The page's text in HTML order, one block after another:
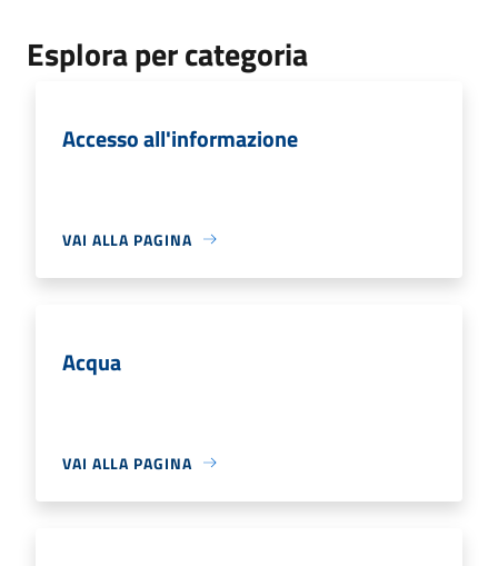
Esplora per categoria
Accesso all'informazione
VAI ALLA PAGINA
Acqua
VAI ALLA PAGINA